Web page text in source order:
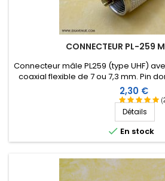
CONNECTEUR PL-259
Connecteur mâle PL259 (type UHF)
coaxial flexible de 7 ou 7,3 mm. Pin
Prix
2,30 €
Détails
 En stock